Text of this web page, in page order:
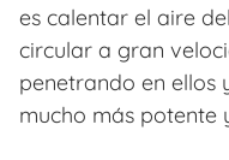
es calentar el aire
circular a gran
penetrando en ellos
mucho más potente